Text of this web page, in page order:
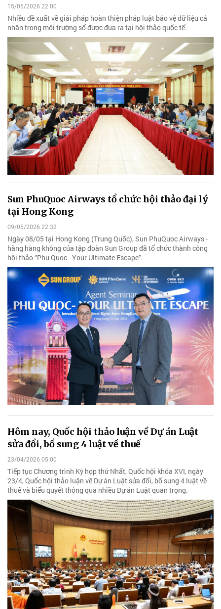
15/05/2026 22:00
Nhiều đề xuất về giải pháp hoàn thiện pháp luật bảo vệ dữ liệu cá
nhân trong môi trường số được đưa ra tại hội thảo quốc tế.
Sun PhuQuoc Airways tổ chức hội thảo đại lý
tại Hong Kong
09/05/2026 22:32
Ngày 08/05 tại Hong Kong (Trung Quốc), Sun PhuQuoc Airways -
hãng hàng không của tập đoàn Sun Group đã tổ chức thành công
hội thảo “Phu Quoc - Your Ultimate Escape”.
Hôm nay, Quốc hội thảo luận về Dự án Luật
sửa đổi, bổ sung 4 luật về thuế
23/04/2026 05:00
Tiếp tục Chương trình Kỳ họp thứ Nhất, Quốc hội khóa XVI, ngày
23/4, Quốc hội thảo luận về Dự án Luật sửa đổi, bổ sung 4 luật về
thuế và biểu quyết thông qua nhiều Dự án Luật quan trọng.